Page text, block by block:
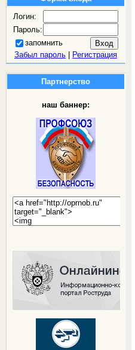
Логин:
Пароль:
запомнить
Забыл пароль| Регистрация
Партнерство
наш баннер: